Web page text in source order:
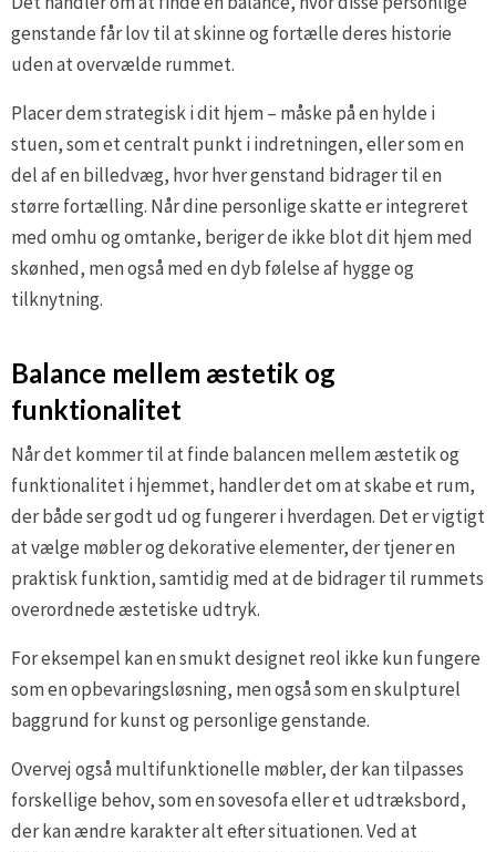
genstande får lov til at skinne og fortælle deres historie
uden at overvælde rummet.
Placer dem strategisk i dit hjem – måske på en hylde i
stuen, som et centralt punkt i indretningen, eller som en
del af en billedvæg, hvor hver genstand bidrager til en
større fortælling. Når dine personlige skatte er integreret
med omhu og omtanke, beriger de ikke blot dit hjem med
skønhed, men også med en dyb følelse af hygge og
tilknytning.
Balance mellem æstetik og
funktionalitet
Når det kommer til at finde balancen mellem æstetik og
funktionalitet i hjemmet, handler det om at skabe et rum,
der både ser godt ud og fungerer i hverdagen. Det er vigtigt
at vælge møbler og dekorative elementer, der tjener en
praktisk funktion, samtidig med at de bidrager til rummets
overordnede æstetiske udtryk.
For eksempel kan en smukt designet reol ikke kun fungere
som en opbevaringsløsning, men også som en skulpturel
baggrund for kunst og personlige genstande.
Overvej også multifunktionelle møbler, der kan tilpasses
forskellige behov, som en sovesofa eller et udtræksbord,
der kan ændre karakter alt efter situationen. Ved at